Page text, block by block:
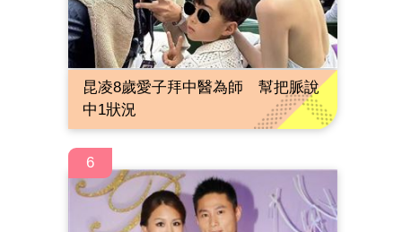
昆凌8歲愛子拜中醫為師 幫把脈說
中1狀況
6